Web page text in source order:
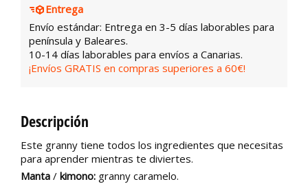
Entrega
Envío estándar: Entrega en 3-5 días laborables para
península y Baleares.
10-14 días laborables para envíos a Canarias.
¡Envíos GRATIS en compras superiores a 60€!
Descripción
Este granny tiene todos los ingredientes que necesitas
para aprender mientras te diviertes.
Manta / kimono: granny caramelo.